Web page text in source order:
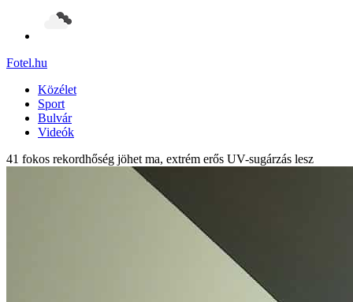
Fotel.hu
Közélet
Sport
Bulvár
Videók
41 fokos rekordhőség jöhet ma, extrém erős UV-sugárzás lesz